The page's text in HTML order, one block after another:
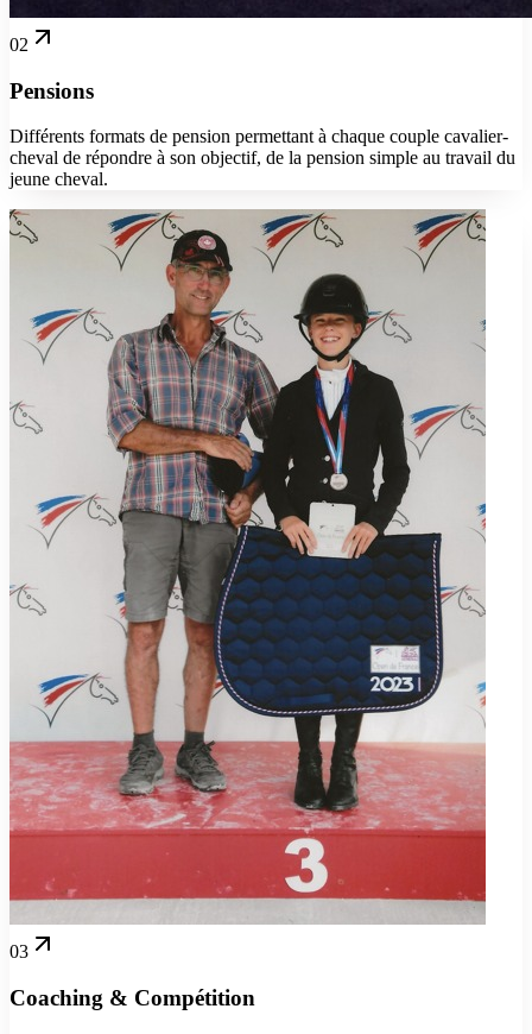
02
Pensions
Différents formats de pension permettant à chaque couple cavalier-
cheval de répondre à son objectif, de la pension simple au travail du
jeune cheval.
03
Coaching & Compétition